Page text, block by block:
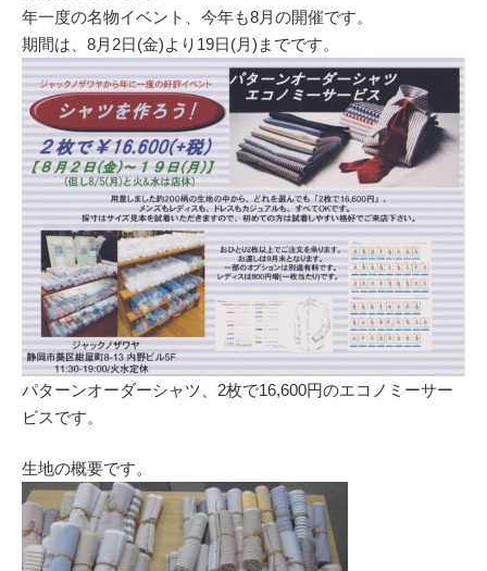
年一度の名物イベント、今年も8月の開催です。
期間は、8月2日(金)より19日(月)までです。
パターンオーダーシャツ、2枚で16,600円のエコノミーサー
ビスです。
生地の概要です。